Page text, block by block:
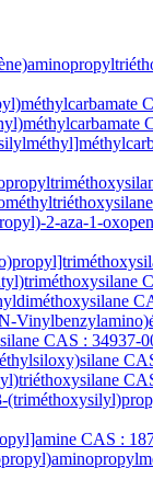
2-aza-1-
CAS : 34937-
CAS :